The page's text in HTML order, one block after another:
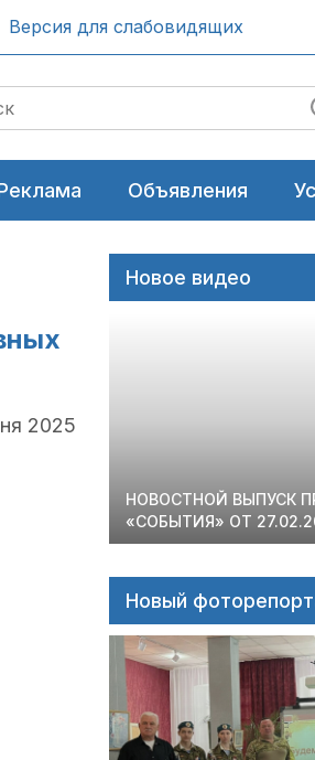
Версия для слабовидящих
Объявления
2025
Новое видео
НОВОСТНОЙ ВЫПУСК
«СОБЫТИЯ» ОТ
Новый